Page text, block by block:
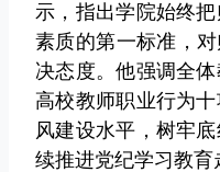
示，指出学院始终
素质的第一标准，
决态度。他强调全
高校教师职业行为
风建设水平，树牢
续推进党纪学习教育